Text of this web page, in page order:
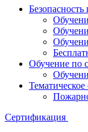
Обучение по
Тематическое
Сертификация